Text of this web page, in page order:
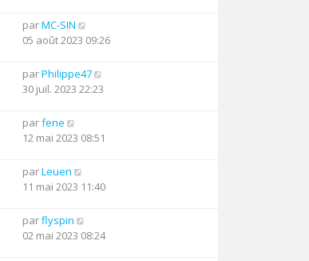
parMC-SIN
05 août 2023 09:26
parPhilippe47
30 juil. 2023 22:23
parfene
12 mai 2023 08:51
parLeuen
11 mai 2023 11:40
parflyspin
02 mai 2023 08:24